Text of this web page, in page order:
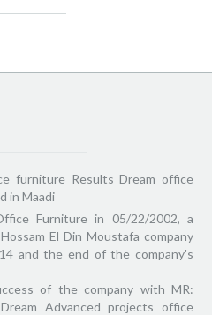
furniture Results Dream office
in Maadi
Furniture in 05/22/2002, a
El Din Moustafa company
and the end of the company's
of the company with MR:
Advanced projects office